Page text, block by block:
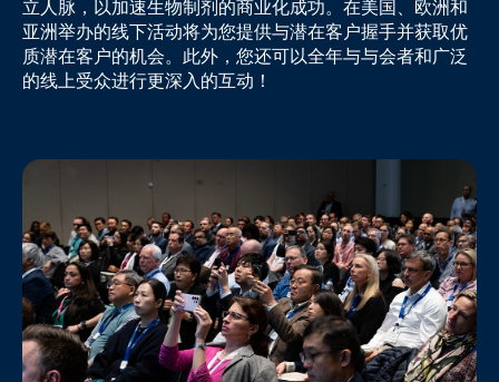
立人脉，以加速生物制剂的商业化成功。在美国、欧洲和
亚洲举办的线下活动将为您提供与潜在客户握手并获取优
质潜在客户的机会。此外，您还可以全年与与会者和广泛
的线上受众进行更深入的互动！